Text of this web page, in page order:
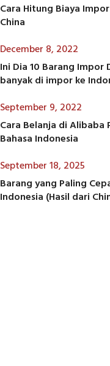
Cara Hitung Biaya
China
December 8, 2022
Ini Dia 10 Barang Impor
banyak di impor ke
September 9, 2022
Cara Belanja di Alibaba
Bahasa Indonesia
September 18, 2025
Barang yang Paling
Indonesia (Hasil dari